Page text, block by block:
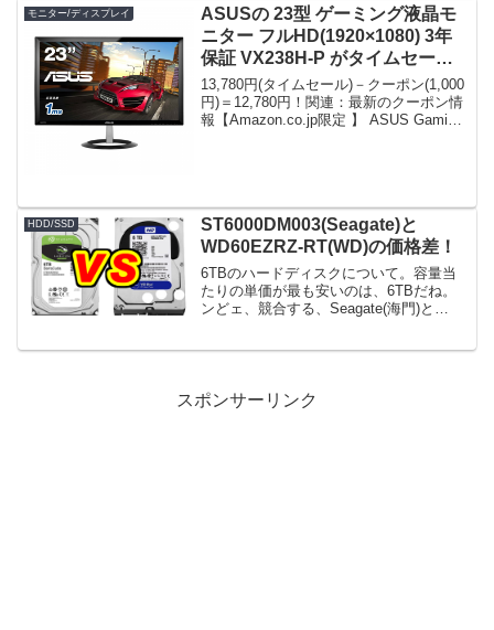
モニター/ディスプレイ
ASUSの 23型 ゲーミング液晶モ
ニター フルHD(1920×1080) 3年
保証 VX238H-P がタイムセール
＋クーポンで12,780円！
13,780円(タイムセール)－クーポン(1,000
円)＝12,780円！関連：最新のクーポン情
報【Amazon.co.jp限定 】 ASUS Gaming
HDD/SSD
ST6000DM003(Seagate)と
WD60EZRZ-RT(WD)の価格差！
6TBのハードディスクについて。容量当
たりの単価が最も安いのは、6TBだね。
ンどェ、競合する、Seagate(海門)と
スポンサーリンク